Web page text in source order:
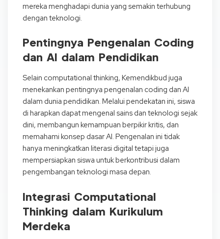
mereka menghadapi dunia yang semakin terhubung
dengan teknologi.
Pentingnya Pengenalan Coding
dan AI dalam Pendidikan
Selain computational thinking, Kemendikbud juga
menekankan pentingnya pengenalan coding dan AI
dalam dunia pendidikan. Melalui pendekatan ini, siswa
di harapkan dapat mengenal sains dan teknologi sejak
dini, membangun kemampuan berpikir kritis, dan
memahami konsep dasar AI. Pengenalan ini tidak
hanya meningkatkan literasi digital tetapi juga
mempersiapkan siswa untuk berkontribusi dalam
pengembangan teknologi masa depan.
Integrasi Computational
Thinking dalam Kurikulum
Merdeka